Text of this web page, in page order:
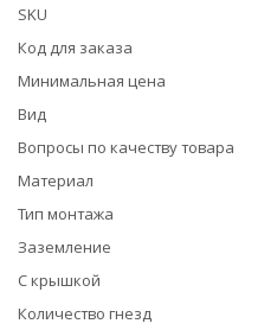
SKU
Код для заказа
Минимальная цена
Вид
Вопросы по качеству товара
Материал
Тип монтажа
Заземление
С крышкой
Количество гнезд